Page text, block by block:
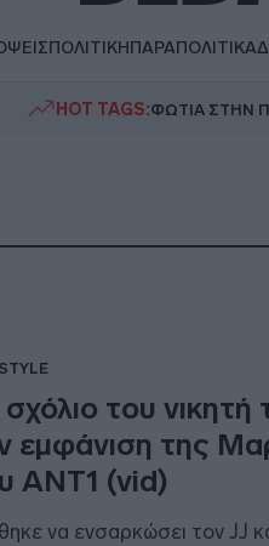
ΠΟΛΙΤΙΚΗΠΑΡΑΠΟΛΙΤΙΚΑ
HOT TAGS:ΦΩΤΙΑ ΣΤΗΝ
του
εμφάνιση της
ΑΝΤ1 (vid)
να ενσαρκώσει τον JJ